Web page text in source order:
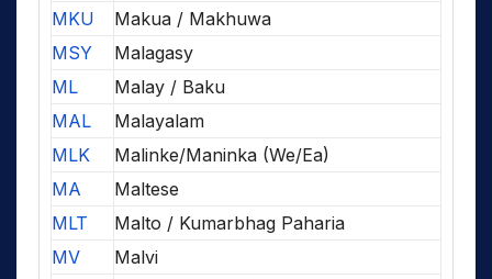
MKU
Makua / Makhuwa
MSY
Malagasy
ML
Malay / Baku
MAL
Malayalam
MLK
Malinke/Maninka (We/Ea)
MA
Maltese
MLT
Malto / Kumarbhag Paharia
MV
Malvi